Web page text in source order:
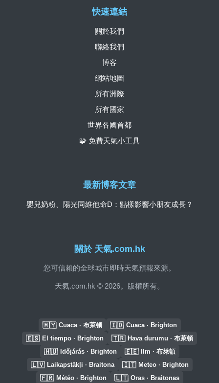
關於 天氣.com.hk
您可信賴的全球城市即時天氣預報來源。
天氣.com.hk © 2026。版權所有。
快速連結
關於我們
聯絡我們
博客
網站地圖
所有洲際
所有國家
世界各國首都
🧩 免費天氣小工具
最新博客文章
嬰兒奶粉、陽光同維他命D：點樣影響小朋友成長？
🇲🇾 Cuaca · 布萊頓 🇮🇩 Cuaca · Brighton
🇪🇸 El tiempo · Brighton 🇹🇷 Hava durumu · 布萊頓
🇭🇺 Időjárás · Brighton 🇪🇪 Ilm · 布萊頓
🇱🇻 Laikapstākļi · Braitona 🇮🇹 Meteo · Brighton
🇫🇷 Météo · Brighton 🇱🇹 Oras · Braitonas